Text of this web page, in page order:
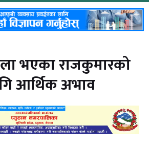
भएका राजकुमारको
आर्थिक अभाव